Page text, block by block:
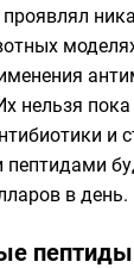
нельзя
и
в день.